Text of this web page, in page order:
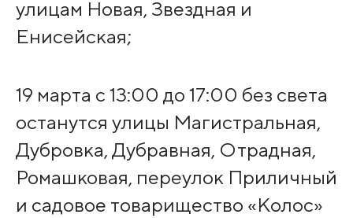
улицам Новая, Звездная и
Енисейская;
19 марта с 13:00 до 17:00 без света
останутся улицы Магистральная,
Дубровка, Дубравная, Отрадная,
Ромашковая, переулок Приличный
и садовое товарищество «Колос»